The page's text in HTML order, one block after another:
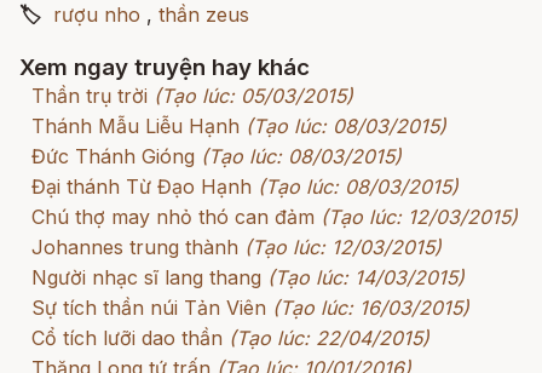
🏷 rượu nho , thần zeus
Xem ngay truyện hay khác
Thần trụ trời (Tạo lúc: 05/03/2015)
Thánh Mẫu Liễu Hạnh (Tạo lúc: 08/03/2015)
Đức Thánh Gióng (Tạo lúc: 08/03/2015)
Đại thánh Từ Đạo Hạnh (Tạo lúc: 08/03/2015)
Chú thợ may nhỏ thó can đảm (Tạo lúc: 12/03/2015)
Johannes trung thành (Tạo lúc: 12/03/2015)
Người nhạc sĩ lang thang (Tạo lúc: 14/03/2015)
Sự tích thần núi Tản Viên (Tạo lúc: 16/03/2015)
Cổ tích lưỡi dao thần (Tạo lúc: 22/04/2015)
Thăng Long tứ trấn (Tạo lúc: 10/01/2016)